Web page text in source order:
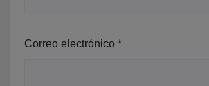
Correo electrónico *